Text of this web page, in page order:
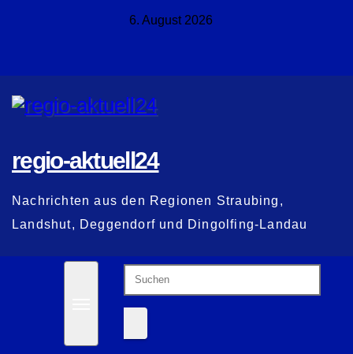
6. August 2026
regio-aktuell24
Nachrichten aus den Regionen Straubing,
Landshut, Deggendorf und Dingolfing-Landau